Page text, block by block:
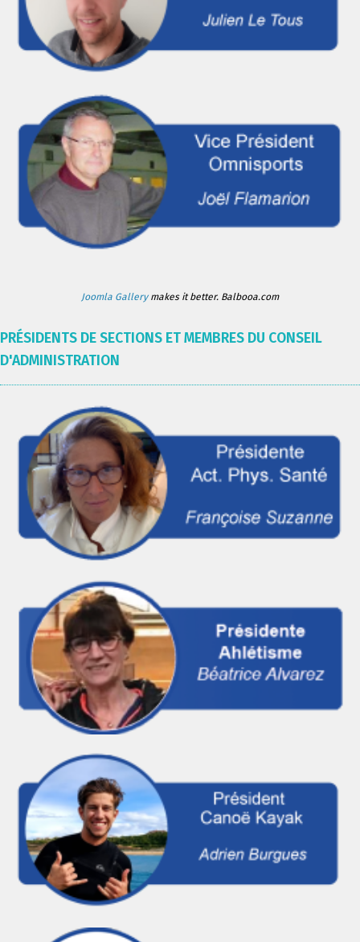
Joomla Gallerymakes it better. Balbooa.com
PRÉSIDENTS DE SECTIONS ET MEMBRES DU CONSEIL
D'ADMINISTRATION